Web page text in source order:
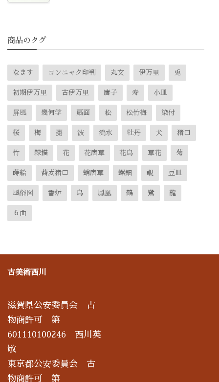
商品のタグ
なます コンニャク印判 丸文 伊万里 兎
初期伊万里 古伊万里 唐子 寿 小皿
屏風 幾何学 扇面 松 松竹梅 染付
桜 梅 棗 波 流水 牡丹 犬 猪口
竹 線描 花 花唐草 花鳥 草花 菊
蒔絵 蕎麦猪口 蛸唐草 螺鈿 覗 豆皿
風俗図 香炉 鳥 鳳凰 鶴 鷺 龍
６曲
古美術西川
滋賀県公安委員会 古
物商許可 第
601110100246 西川英
敏
東京都公安委員会 古
物商許可 第